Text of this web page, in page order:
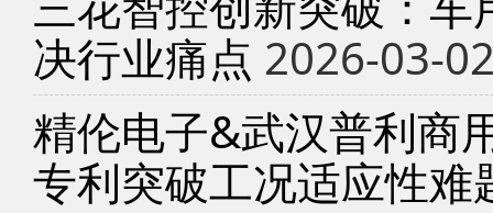
决行业痛点 2026-03-
精伦电子&武汉普利商
专利突破工况适应性难